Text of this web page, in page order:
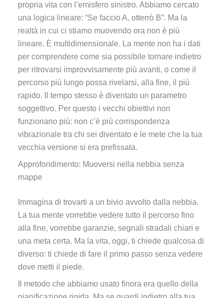
propria vita con l’emisfero sinistro. Abbiamo cercato
una logica lineare: “Se faccio A, otterrò B”. Ma la
realtà in cui ci stiamo muovendo ora non è più
lineare. È multidimensionale. La mente non ha i dati
per comprendere come sia possibile tornare indietro
per ritrovarsi improvvisamente più avanti, o come il
percorso più lungo possa rivelarsi, alla fine, il più
rapido. Il tempo stesso è diventato un parametro
soggettivo. Per questo i vecchi obiettivi non
funzionano più: non c’è più corrispondenza
vibrazionale tra chi sei diventato e le mete che la tua
vecchia versione si era prefissata.
Approfondimento: Muoversi nella nebbia senza
mappe
Immagina di trovarti a un bivio avvolto dalla nebbia.
La tua mente vorrebbe vedere tutto il percorso fino
alla fine, vorrebbe garanzie, segnali stradali chiari e
una meta certa. Ma la vita, oggi, ti chiede qualcosa di
diverso: ti chiede di fare il primo passo senza vedere
dove metti il piede.
Il metodo che abbiamo usato finora era quello della